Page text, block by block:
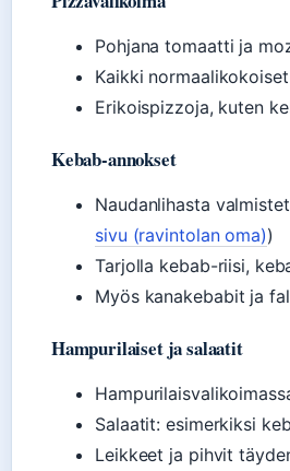
Pohjana tomaatti ja
Kaikki
Erikoispizzoja, kuten
Kebab-annokset
Naudanlihasta
sivu (ravintolan oma))
Tarjolla kebab-riisi,
Myös kanakebabit ja
Hampurilaiset ja salaatit
Salaatit: esimerkiksi
Leikkeet ja pihvit